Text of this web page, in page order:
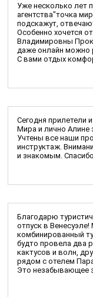
Уже несколько лет
агентства"точка
подскажут,
Особенно хочется
Владимировны
даже онлайн можно
С вами отдых
Сегодня прилетели
Мира и лично Алине
Учтены все наши
инструктаж.
и знакомым.
Благодарю
отпуск в
комбинированный
будто провела два
кактусов и волн,
рядом с отелем
Это незабывающее